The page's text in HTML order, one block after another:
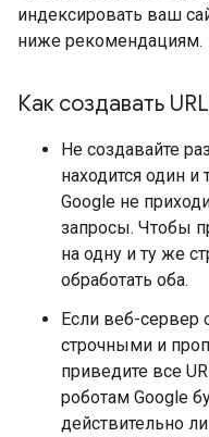
индексировать ваш
ниже рекомендациям.
Как создавать URL
Не создавайте
находится один и
Google не
запросы. Чтобы
на одну и ту же
обработать оба.
Если веб-сервер
строчными и
приведите все
роботам Google
действительно